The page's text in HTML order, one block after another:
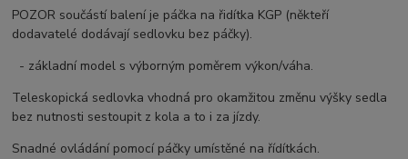
POZOR součástí balení je páčka na řidítka KGP (někteří
dodavatelé dodávají sedlovku bez páčky).
- základní model s výborným poměrem výkon/váha.
Teleskopická sedlovka vhodná pro okamžitou změnu výšky sedla
bez nutnosti sestoupit z kola a to i za jízdy.
Snadné ovládání pomocí páčky umístěné na řídítkách.